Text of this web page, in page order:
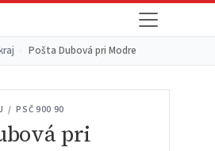
Pošta Dubová pri Modre
/ PSČ 900 90
pri